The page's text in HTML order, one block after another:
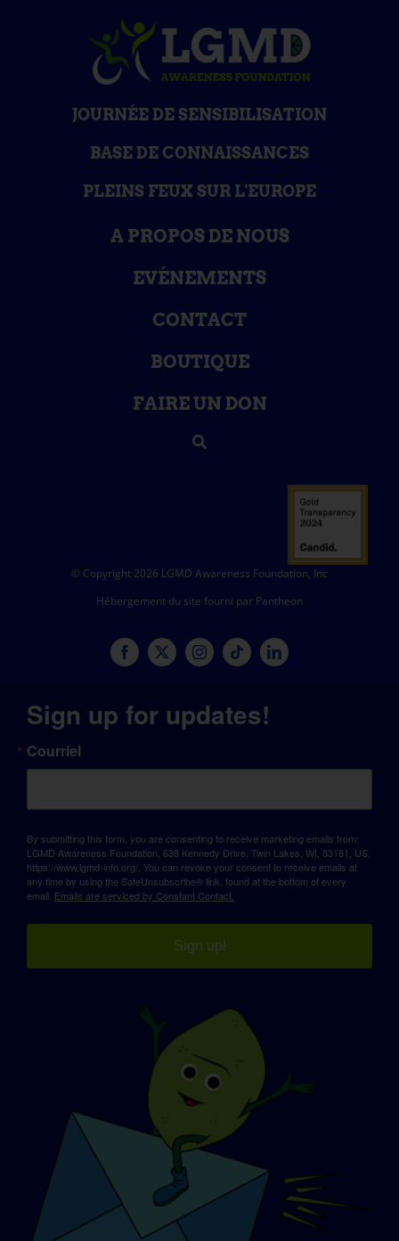
JOURNÉE DE SENSIBILISATION
BASE DE CONNAISSANCES
PLEINS FEUX SUR L'EUROPE
A PROPOS DE NOUS
EVÉNEMENTS
CONTACT
BOUTIQUE
FAIRE UN DON
© Copyright 2026 LGMD Awareness Foundation, Inc
Hébergement du site fourni par Pantheon
Sign up for updates!
Courriel
By submitting this form, you are consenting to receive marketing emails from:
LGMD Awareness Foundation, 638 Kennedy Drive, Twin Lakes, WI, 53181, US,
https://www.lgmd-info.org/. You can revoke your consent to receive emails at
any time by using the SafeUnsubscribe® link, found at the bottom of every
email. Emails are serviced by Constant Contact.
Sign up!